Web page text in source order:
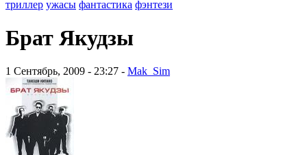
триллер ужасы фантастика фэнтези
Брат Якудзы
1 Сентябрь, 2009 - 23:27 - Mak_Sim